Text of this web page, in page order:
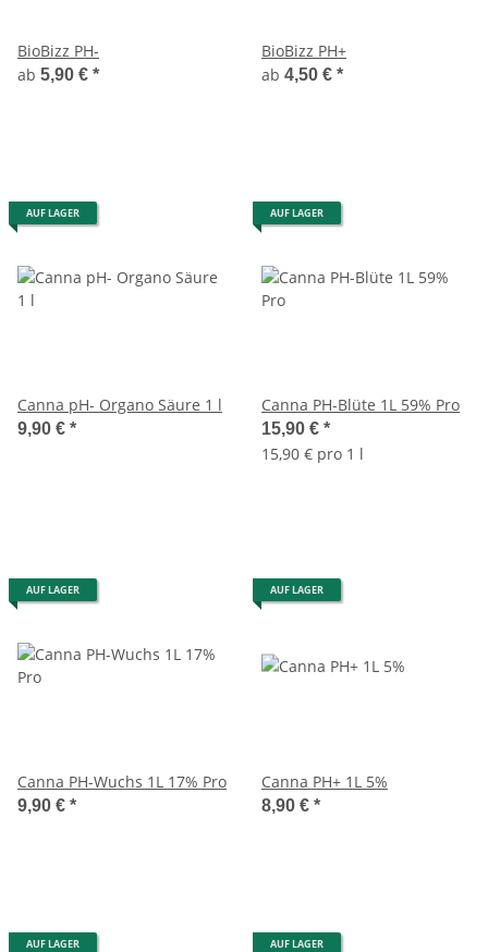
BioBizz PH-
ab 5,90 € *
BioBizz PH+
ab 4,50 € *
AUF LAGER
Canna pH- Organo Säure 1 l
9,90 € *
AUF LAGER
Canna PH-Blüte 1L 59% Pro
15,90 € *
15,90 € pro 1 l
AUF LAGER
Canna PH-Wuchs 1L 17% Pro
9,90 € *
AUF LAGER
Canna PH+ 1L 5%
8,90 € *
AUF LAGER AUF LAGER